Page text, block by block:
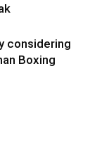
considering
Boxing